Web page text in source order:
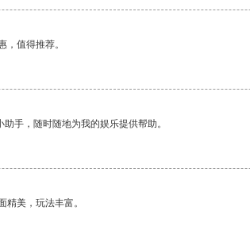
，值得推荐。
手，随时随地为我的娱乐提供帮助。
精美，玩法丰富。